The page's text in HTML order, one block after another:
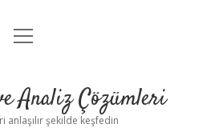
Anasayfa
Uyarı
menüyü
Analiz Çözümleri
anlaşılır şekilde keşfedin